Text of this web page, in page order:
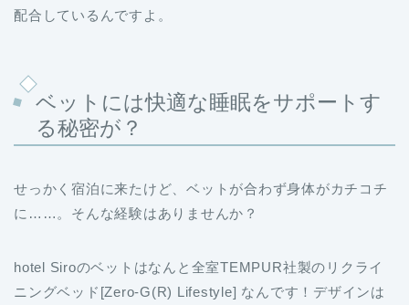
配合しているんですよ。
ベットには快適な睡眠をサポートす
る秘密が？
せっかく宿泊に来たけど、ベットが合わず身体がカチコチ
に……。そんな経験はありませんか？
hotel Siroのベットはなんと全室TEMPUR社製のリクライ
ニングベッド[Zero-G(R) Lifestyle] なんです！デザインは